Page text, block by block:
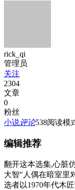
rick_qi
管理员
关注
2304
文章
0
粉丝
小说评论538阅读模
编辑推荐
翻开这本选集,心脏
大智"人偶在暗室里
选者以1970年代木